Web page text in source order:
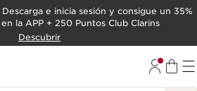
e inicia sesión y consigue un 35%
la APP + 250 Puntos Club Clarins
Descubrir